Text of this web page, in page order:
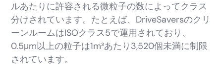
ルあたりに許容される微粒子の数によってクラス
分けされています。たとえば、DriveSaversのクリ
ーンルームはISOクラス5で運用されており、
0.5μm以上の粒子は1m³あたり3,520個未満に制限
されています。